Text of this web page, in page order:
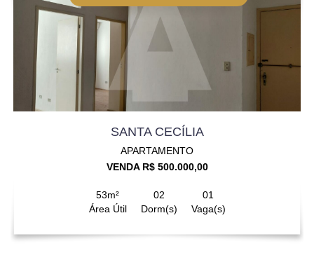
SANTA CECÍLIA
APARTAMENTO
VENDA R$ 500.000,00
53m²
Área Útil
02
Dorm(s)
01
Vaga(s)